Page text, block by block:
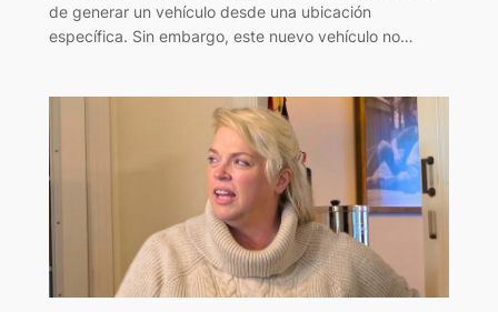
de generar un vehículo desde una ubicación
específica. Sin embargo, este nuevo vehículo no…